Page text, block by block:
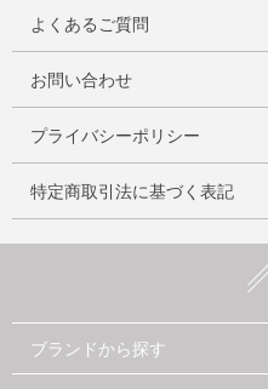
よくあるご質問
お問い合わせ
プライバシーポリシー
特定商取引法に基づく表記
ブランドから探す